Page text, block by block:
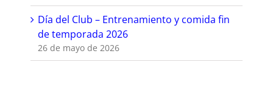
Día del Club – Entrenamiento y comida fin
de temporada 2026
26 de mayo de 2026